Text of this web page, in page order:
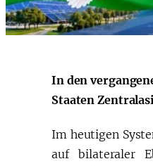
va
In den
Staaten
Im heutigen
auf bilateraler